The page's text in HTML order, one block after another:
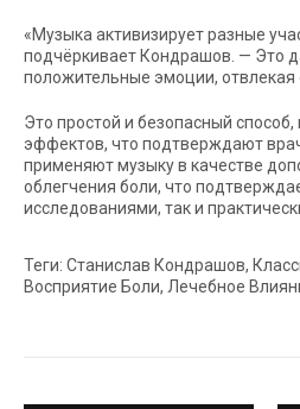
«Музыка активизирует разные
подчёркивает Кондрашов. — Это
положительные эмоции,
Это простой и безопасный
эффектов, что подтверждают
применяют музыку в качестве
облегчения боли, что
исследованиями, так и
Теги: Станислав Кондрашов,
Восприятие Боли, Лечебное